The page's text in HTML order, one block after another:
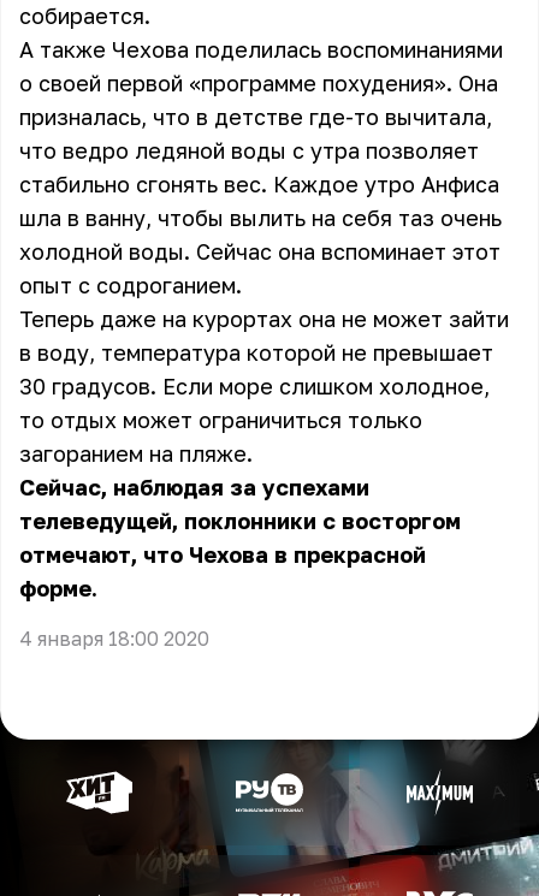
собирается.
А также Чехова поделилась воспоминаниями
о своей первой «программе похудения». Она
призналась, что в детстве где-то вычитала,
что ведро ледяной воды с утра позволяет
стабильно сгонять вес. Каждое утро Анфиса
шла в ванну, чтобы вылить на себя таз очень
холодной воды. Сейчас она вспоминает этот
опыт с содроганием.
Теперь даже на курортах она не может зайти
в воду, температура которой не превышает
30 градусов. Если море слишком холодное,
то отдых может ограничиться только
загоранием на пляже.
Сейчас, наблюдая за успехами
телеведущей, поклонники с восторгом
отмечают, что Чехова в прекрасной
форме.
4 января 18:00 2020